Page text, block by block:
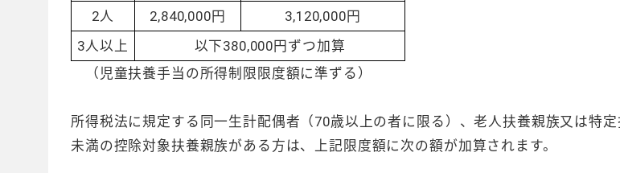
2人
2,840,000円
3,120,000円
3人以上
以下380,000円ずつ加算
（児童扶養手当の所得制限限度額に準ずる）
所得税法に規定する同一生計配偶者（70歳以上の者に限る）、老人扶養親族又は特
未満の控除対象扶養親族がある方は、上記限度額に次の額が加算されます。